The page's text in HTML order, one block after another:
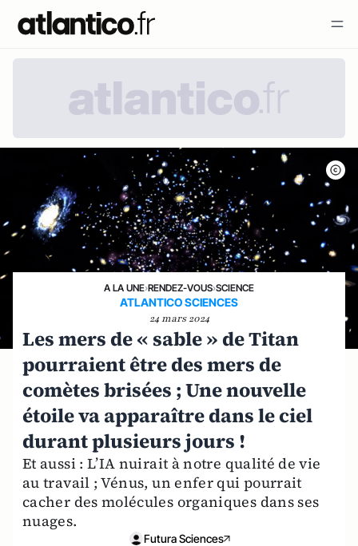
A LA UNE›RENDEZ-VOUS›SCIENCE
ATLANTICO SCIENCES
24 mars 2024
Les mers de « sable » de Titan
pourraient être des mers de
comètes brisées ; Une nouvelle
étoile va apparaître dans le ciel
durant plusieurs jours !
Et aussi : L’IA nuirait à notre qualité de vie
au travail ; Vénus, un enfer qui pourrait
cacher des molécules organiques dans ses
nuages.
Futura Sciences